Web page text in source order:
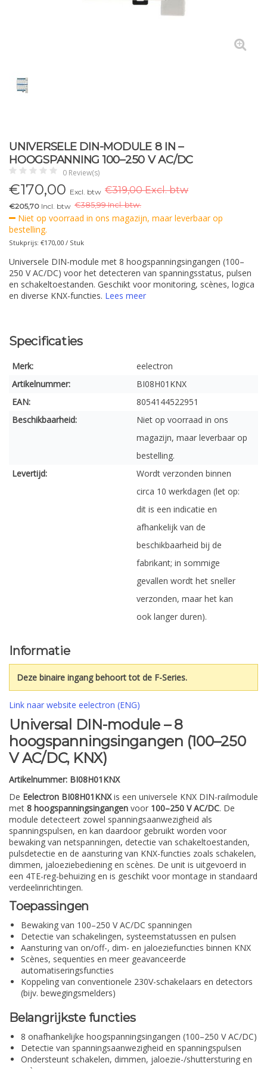
UNIVERSELE DIN-MODULE 8 IN –
HOOGSPANNING 100–250 V AC/DC
0 Review(s)
€170,00 Excl. btw €319,00 Excl. btw
€205,70 Incl. btw €385,99 Incl. btw.
Niet op voorraad in ons magazijn, maar leverbaar op
bestelling.
Stukprijs: €170,00 / Stuk
Universele DIN-module met 8 hoogspanningsingangen (100–
250 V AC/DC) voor het detecteren van spanningsstatus, pulsen
en schakeltoestanden. Geschikt voor monitoring, scènes, logica
en diverse KNX-functies. Lees meer
Specificaties
Merk:
eelectron
Artikelnummer:
BI08H01KNX
EAN:
8054144522951
Beschikbaarheid:
Niet op voorraad in ons
magazijn, maar leverbaar op
bestelling.
Levertijd:
Wordt verzonden binnen
circa 10 werkdagen (let op:
dit is een indicatie en
afhankelijk van de
beschikbaarheid bij de
fabrikant; in sommige
gevallen wordt het sneller
verzonden, maar het kan
ook langer duren).
Informatie
Deze binaire ingang behoort tot de F-Series.
Link naar website eelectron (ENG)
Universal DIN-module – 8
hoogspanningsingangen (100–250
V AC/DC, KNX)
Artikelnummer: BI08H01KNX
De Eelectron BI08H01KNXis een universele KNX DIN-railmodule
met 8 hoogspanningsingangen voor 100–250 V AC/DC. De
module detecteert zowel spanningsaanwezigheid als
spanningspulsen, en kan daardoor gebruikt worden voor
bewaking van netspanningen, detectie van schakeltoestanden,
pulsdetectie en de aansturing van KNX-functies zoals schakelen,
dimmen, jaloeziebediening en scènes. De unit is uitgevoerd in
een 4TE-reg-behuizing en is geschikt voor montage in standaard
verdeelinrichtingen.
Toepassingen
Bewaking van 100–250 V AC/DC spanningen
Detectie van schakelingen, systeemstatussen en pulsen
Aansturing van on/off-, dim- en jaloeziefuncties binnen KNX
Scènes, sequenties en meer geavanceerde
automatiseringsfuncties
Koppeling van conventionele 230V-schakelaars en detectors
(bijv. bewegingsmelders)
Belangrijkste functies
8 onafhankelijke hoogspanningsingangen (100–250 V AC/DC)
Detectie van spanningsaanwezigheid en spanningspulsen
Ondersteunt schakelen, dimmen, jaloezie-/shuttersturing en